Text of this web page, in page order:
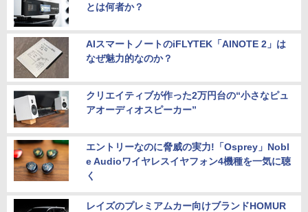
とは何者か？
AIスマートノートのiFLYTEK「AINOTE 2」は
なぜ魅力的なのか？
クリエイティブが作った2万円台の“小さなピュ
アオーディオスピーカー”
エントリーなのに脅威の実力!「Osprey」Nobl
e Audioワイヤレスイヤフォン4機種を一気に聴
く
レイズのプレミアムカー向けブランドHOMUR